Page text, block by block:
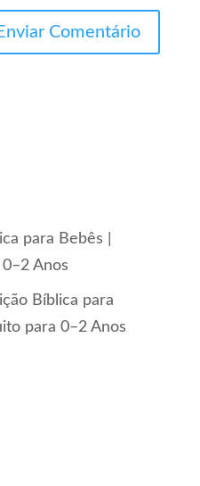
para Bebês |
Anos
Bíblica para
para 0–2 Anos